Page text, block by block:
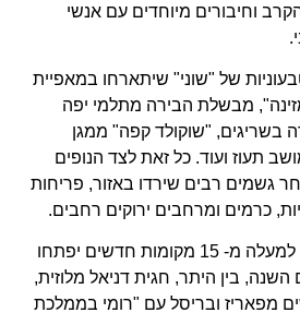
וחיבורים מיוחדים עם אנשי
של "שוני" שיתארחו במאפיית
מבשלת הבירה מתלמי יפה
"שוקולד קפה" ממגן
ועוד. כל זאת לצד הנופים
רבים שירדו באזור, פריחות
כרמים ומרחבים ירוקים רחבים.
במקביל לחיבורים אלה, למעלה מ- 15 מקומות חדשים יפתחו
בין היתר, חגית דניאל מלוזית,
מפאריז ובריסל עם "רומי בממלכת